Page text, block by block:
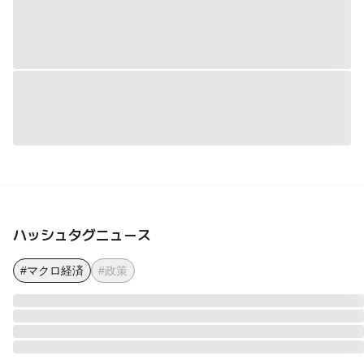
ハッシュタグニュース
#マクロ経済 #政策